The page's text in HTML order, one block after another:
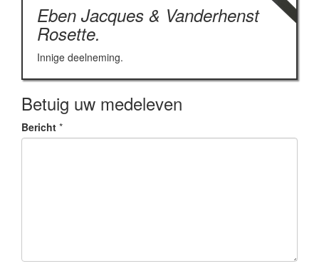
Eben Jacques & Vanderhenst
Rosette.
Innige deelneming.
Betuig uw medeleven
Bericht *